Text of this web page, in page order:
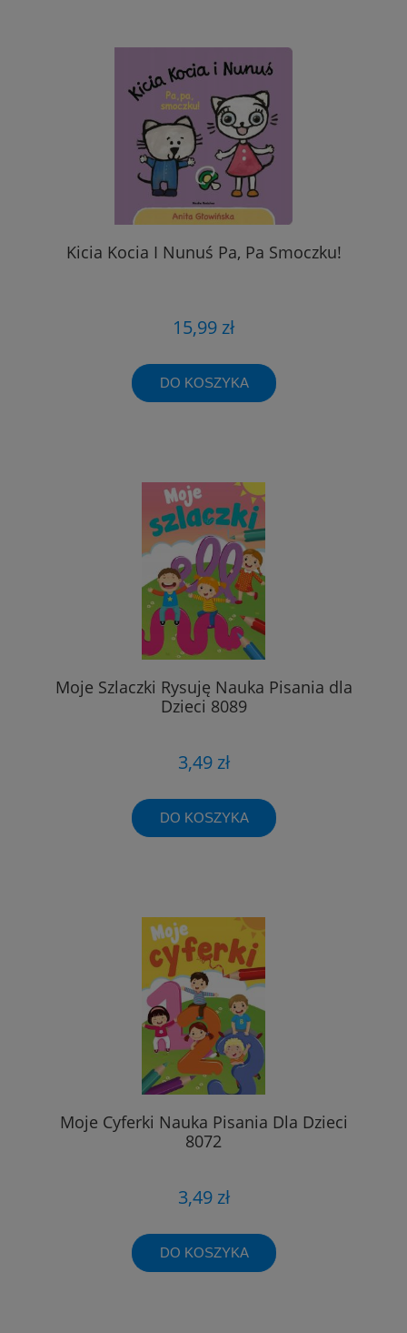
Kicia Kocia I Nunuś Pa, Pa Smoczku!
15,99 zł
DO KOSZYKA
Moje Szlaczki Rysuję Nauka Pisania dla
Dzieci 8089
3,49 zł
DO KOSZYKA
Moje Cyferki Nauka Pisania Dla Dzieci
8072
3,49 zł
DO KOSZYKA